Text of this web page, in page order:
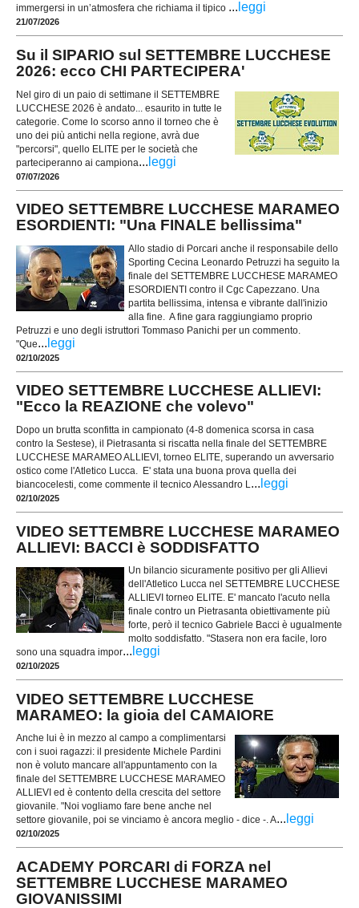
immergersi in un’atmosfera che richiama il tipico ... leggi
21/07/2026
Su il SIPARIO sul SETTEMBRE LUCCHESE
2026: ecco CHI PARTECIPERA'
Nel giro di un paio di settimane il SETTEMBRE
LUCCHESE 2026 è andato... esaurito in tutte le
categorie. Come lo scorso anno il torneo che è
uno dei più antichi nella regione, avrà due
"percorsi", quello ELITE per le società che
parteciperanno ai campiona... leggi
07/07/2026
VIDEO SETTEMBRE LUCCHESE MARAMEO
ESORDIENTI: "Una FINALE bellissima"
Allo stadio di Porcari anche il responsabile dello
Sporting Cecina Leonardo Petruzzi ha seguito la
finale del SETTEMBRE LUCCHESE MARAMEO
ESORDIENTI contro il Cgc Capezzano. Una
partita bellissima, intensa e vibrante dall'inizio
alla fine. A fine gara raggiungiamo proprio
Petruzzi e uno degli istruttori Tommaso Panichi per un commento.
"Que... leggi
02/10/2025
VIDEO SETTEMBRE LUCCHESE ALLIEVI:
"Ecco la REAZIONE che volevo"
Dopo un brutta sconfitta in campionato (4-8 domenica scorsa in casa
contro la Sestese), il Pietrasanta si riscatta nella finale del SETTEMBRE
LUCCHESE MARAMEO ALLIEVI, torneo ELITE, superando un avversario
ostico come l'Atletico Lucca. E' stata una buona prova quella dei
biancocelesti, come commente il tecnico Alessandro L ... leggi
02/10/2025
VIDEO SETTEMBRE LUCCHESE MARAMEO
ALLIEVI: BACCI è SODDISFATTO
Un bilancio sicuramente positivo per gli Allievi
dell'Atletico Lucca nel SETTEMBRE LUCCHESE
ALLIEVI torneo ELITE. E' mancato l'acuto nella
finale contro un Pietrasanta obiettivamente più
forte, però il tecnico Gabriele Bacci è ugualmente
molto soddisfatto. "Stasera non era facile, loro
sono una squadra impor... leggi
02/10/2025
VIDEO SETTEMBRE LUCCHESE
MARAMEO: la gioia del CAMAIORE
Anche lui è in mezzo al campo a complimentarsi
con i suoi ragazzi: il presidente Michele Pardini
non è voluto mancare all'appuntamento con la
finale del SETTEMBRE LUCCHESE MARAMEO
ALLIEVI ed è contento della crescita del settore
giovanile. "Noi vogliamo fare bene anche nel
settore giovanile, poi se vinciamo è ancora meglio - dice -. A... leggi
02/10/2025
ACADEMY PORCARI di FORZA nel
SETTEMBRE LUCCHESE MARAMEO
GIOVANISSIMI